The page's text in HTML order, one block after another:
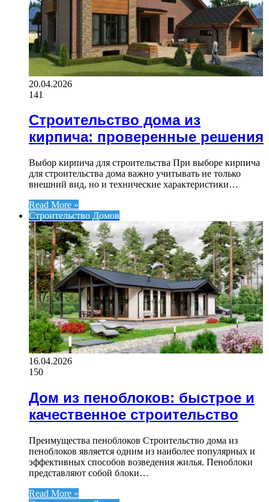
20.04.2026
141
Строительство дома из
кирпича: проверенные решения
Выбор кирпича для строительства При выборе кирпича
для строительства дома важно учитывать не только
внешний вид, но и технические характеристики…
Read More »
Строительство Домов
16.04.2026
150
Дом из пеноблоков: быстрое и
качественное строительство
Преимущества пеноблоков Строительство дома из
пеноблоков является одним из наиболее популярных и
эффективных способов возведения жилья. Пеноблоки
представляют собой блоки…
Read More »